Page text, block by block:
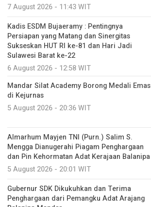
7 August 2026 - 11:43 WIT
Kadis ESDM Bujaeramy : Pentingnya
Persiapan yang Matang dan Sinergitas
Sukseskan HUT RI ke-81 dan Hari Jadi
Sulawesi Barat ke-22
6 August 2026 - 12:58 WIT
Mandar Silat Academy Borong Medali Emas
di Kejurnas
5 August 2026 - 20:36 WIT
Almarhum Mayjen TNI (Purn.) Salim S.
Mengga Dianugerahi Piagam Penghargaan
dan Pin Kehormatan Adat Kerajaan Balanipa
5 August 2026 - 20:01 WIT
Gubernur SDK Dikukuhkan dan Terima
Penghargaan dari Pemangku Adat Arajang